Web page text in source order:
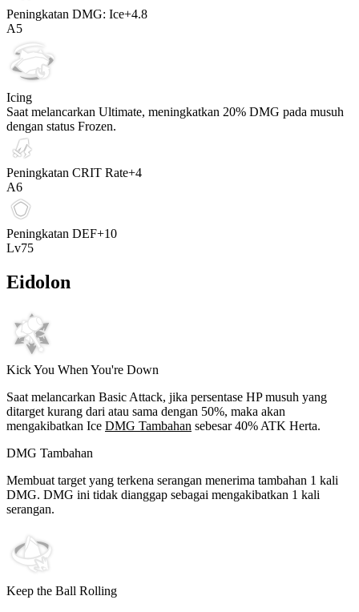
Peningkatan DMG: Ice+4.8
A5
Icing
Saat melancarkan Ultimate, meningkatkan 20% DMG pada musuh
dengan status Frozen.
Peningkatan CRIT Rate+4
A6
Peningkatan DEF+10
Lv75
Eidolon
Kick You When You're Down
Saat melancarkan Basic Attack, jika persentase HP musuh yang
ditarget kurang dari atau sama dengan 50%, maka akan
mengakibatkan Ice DMG Tambahan sebesar40%ATK Herta.
DMG Tambahan
Membuat target yang terkena serangan menerima tambahan 1 kali
DMG. DMG ini tidak dianggap sebagai mengakibatkan 1 kali
serangan.
Keep the Ball Rolling